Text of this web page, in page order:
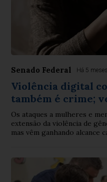
Senado Federal Há 5 meses
Violência digital
também é crime;
Os ataques a mulheres e
extensão da violência de
mas vêm ganhando alcance